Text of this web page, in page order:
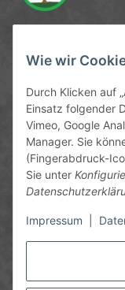
Wie wir
Durch Klicken auf
Einsatz folgender
Vimeo, Google
Manager. Sie
(Fingerabdruck-
Sie unter
Impressum
Service-Hotline
09372 / 70 80 90
Mo-Fr, 09:00-
Hinter den
63906 Erlenbach